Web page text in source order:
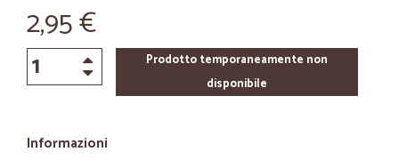
2,95 €
Prodotto temporaneamente non
disponibile
Informazioni